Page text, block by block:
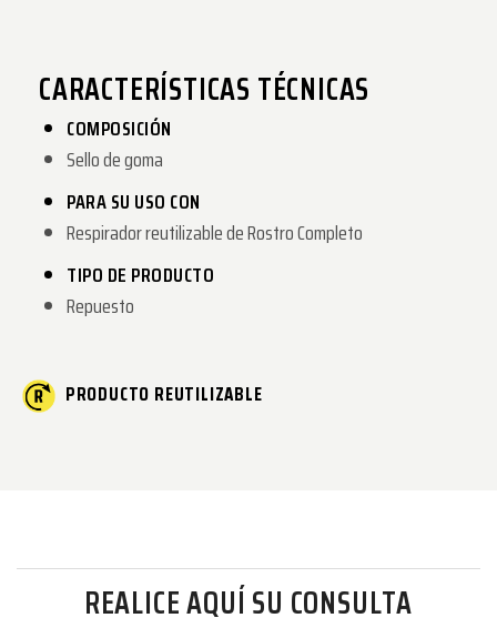
CARACTERÍSTICAS TÉCNICAS
COMPOSICIÓN
Sello de goma
PARA SU USO CON
Respirador reutilizable de Rostro Completo
TIPO DE PRODUCTO
Repuesto
PRODUCTO REUTILIZABLE
REALICE AQUÍ SU CONSULTA